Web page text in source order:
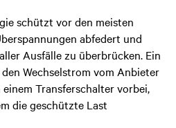
schützt vor den meisten
abfedert und
Ausfälle zu überbrücken. Ein
Wechselstrom vom Anbieter
einem Transferschalter vorbei,
die geschützte Last